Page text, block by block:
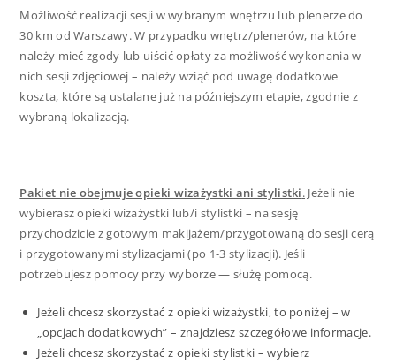
Możliwość realizacji sesji w wybranym wnętrzu lub plenerze do
30 km od Warszawy. W przypadku wnętrz/plenerów, na które
należy mieć zgody lub uiścić opłaty za możliwość wykonania w
nich sesji zdjęciowej – należy wziąć pod uwagę dodatkowe
koszta, które są ustalane już na późniejszym etapie, zgodnie z
wybraną lokalizacją.
Pakiet nie obejmuje opieki wizażystki ani stylistki. Jeżeli nie
wybierasz opieki wizażystki lub/i stylistki – na sesję
przychodzicie z gotowym makijażem/przygotowaną do sesji cerą
i przygotowanymi stylizacjami (po 1-3 stylizacji). Jeśli
potrzebujesz pomocy przy wyborze — służę pomocą.
Jeżeli chcesz skorzystać z opieki wizażystki, to poniżej – w
„opcjach dodatkowych” – znajdziesz szczegółowe informacje.
Jeżeli chcesz skorzystać z opieki stylistki – wybierz